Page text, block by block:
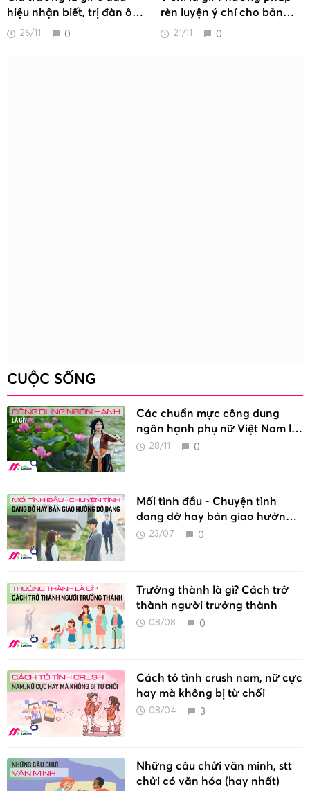
hiệu nhận biết, trị đàn ông
gia trưởng
26/11 0
rèn luyện ý chí cho bản
thân
21/11 0
CUỘC SỐNG
Các chuẩn mực công dung
ngôn hạnh phụ nữ Việt Nam là
gì?28/11 0
Mối tình đầu - Chuyện tình
dang dở hay bản giao hưởng
dở dang
23/07 0
Trưởng thành là gì? Cách trở
thành người trưởng thành
08/08 0
Cách tỏ tình crush nam, nữ cực
hay mà không bị từ chối
08/04 3
Những câu chửi văn minh, stt
chửi có văn hóa (hay nhất)